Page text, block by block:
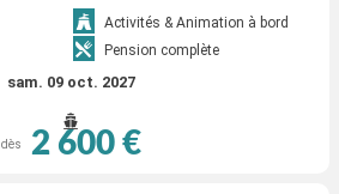
Activités & Animation à bord
Pension complète
sam. 09 oct. 2027
dès 2 600 €